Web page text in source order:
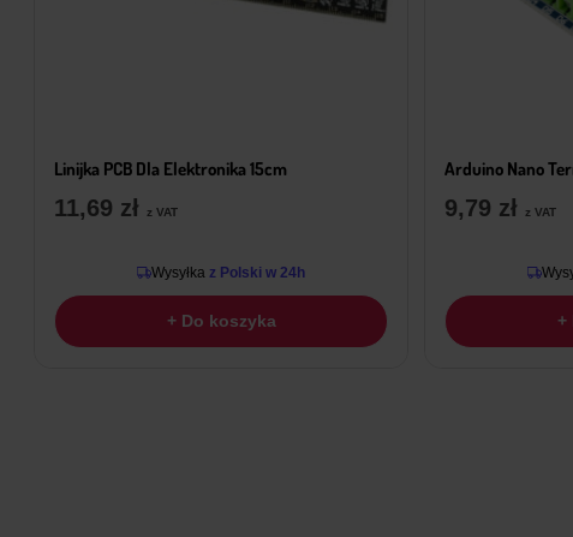
Linijka PCB Dla Elektronika 15cm
11,69 zł z VAT
Wysyłka z Polski w 24h
+ Do koszyka
Arduino Nano
9,79 zł z VAT
+